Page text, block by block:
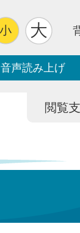
音声読み上げ
閲覧